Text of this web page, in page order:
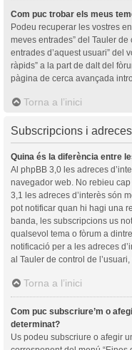
Com puc trobar els meus
Podeu recuperar les vostres
meves entrades” del Tauler de
entrades d’aquest usuari” del
ràpids” a la part de dalt del
pàgina de cerca avançada
Torna a l’inici
Subscripcions i
Quina és la diferència entre
Al phpBB 3,0 les adreces
navegador web. No rebieu
3,1 les adreces d’interès són
pot notificar quan hi hagi una
banda, les subscripcions us
qualsevol tema o fòrum a
notificació per a les adreces
al Tauler de control de l’usuari,
Torna a l’inici
Com puc subscriure’m o
determinat?
Us podeu subscriure o afegir